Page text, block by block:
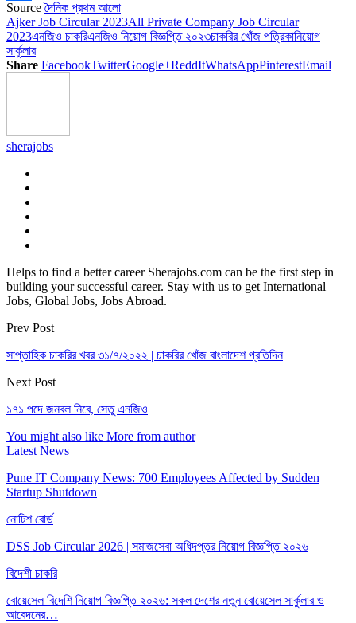
Link
Share
Source দৈনিক প্রথম আলাে
Ajker Job Circular 2023All Private Company Job Circular
2023এনজিও চাকরিএনজিও নিয়োগ বিজ্ঞপ্তি ২০২৩চাকরির খোঁজ পত্রিকানিয়োগ
সার্কুলার
Share FacebookTwitterGoogle+ReddItWhatsAppPinterestEmail
sherajobs
Helps to find a better career Sherajobs.com can be the first step in
building your successful career. Stay with us to get International
Jobs, Global Jobs, Jobs Abroad.
Prev Post
সাপ্তাহিক চাকরির খবর ৩১/৭/২০২২ | চাকরির খোঁজ বাংলাদেশ প্রতিদিন
Next Post
১৭১ পদে জনবল নিবে, সেতু এনজিও
You might also like More from author
Latest News
Pune IT Company News: 700 Employees Affected by Sudden
Startup Shutdown
নোটিশ বোর্ড
DSS Job Circular 2026 | সমাজসেবা অধিদপ্তর নিয়োগ বিজ্ঞপ্তি ২০২৬
বিদেশী চাকরি
বোয়েসেল বিদেশি নিয়োগ বিজ্ঞপ্তি ২০২৬: সকল দেশের নতুন বোয়েসেল সার্কুলার ও
আবেদনের…